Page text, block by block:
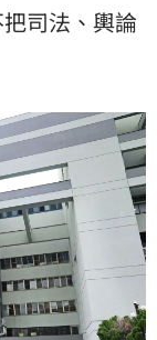
司法、輿論